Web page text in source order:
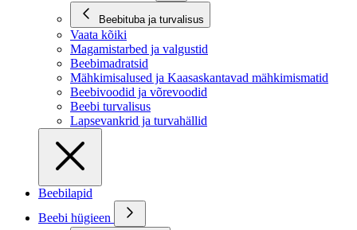
Beebituba ja turvalisus
Vaata kõiki
Magamistarbed ja valgustid
Beebimadratsid
Mähkimisalused ja Kaasaskantavad mähkimismatid
Beebivoodid ja võrevoodid
Beebi turvalisus
Lapsevankrid ja turvahällid
Beebilapid
Beebi hügieen